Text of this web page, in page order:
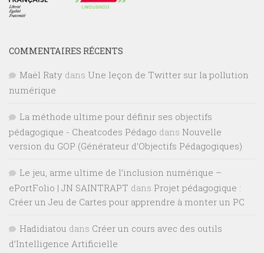
COMMENTAIRES RÉCENTS
Maël Raty dans Une leçon de Twitter sur la pollution
numérique
La méthode ultime pour définir ses objectifs
pédagogique - Cheatcodes Pédago dans Nouvelle
version du GOP (Générateur d’Objectifs Pédagogiques)
Le jeu, arme ultime de l’inclusion numérique –
ePortFolio | JN SAINTRAPT dans Projet pédagogique :
Créer un Jeu de Cartes pour apprendre à monter un PC
Hadidiatou dans Créer un cours avec des outils
d’Intelligence Artificielle